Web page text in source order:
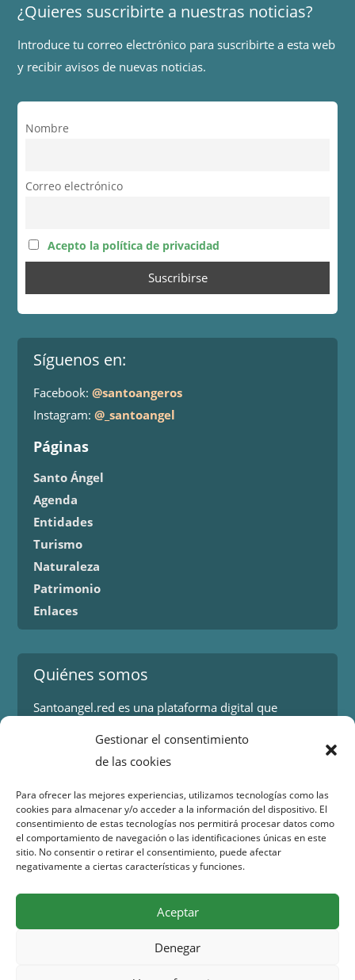
Gestionar el consentimiento
de las cookies
Para ofrecer las mejores experiencias, utilizamos tecnologías como las
cookies para almacenar y/o acceder a la información del dispositivo. El
consentimiento de estas tecnologías nos permitirá procesar datos como
el comportamiento de navegación o las identificaciones únicas en este
sitio. No consentir o retirar el consentimiento, puede afectar
negativamente a ciertas características y funciones.
Aceptar
Denegar
¿Quieres suscribirte a nuestras noticias?
Introduce tu correo electrónico para suscribirte a esta web
y recibir avisos de nuevas noticias.
Nombre
Correo electrónico
Acepto la política de privacidad
Síguenos en:
Facebook:@santoangeros
Instagram:@_santoangel
Páginas
Santo Ángel
Agenda
Entidades
Turismo
Naturaleza
Patrimonio
Enlaces
Quiénes somos
Santoangel.red es una plataforma digital que
Contacto
Isaac Peral 2
30151 Santo Ángel (Murcia)
info@santoangel.red